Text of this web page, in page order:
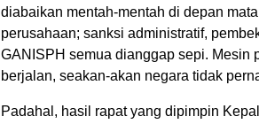
diabaikan mentah-mentah di depan
perusahaan; sanksi administratif,
GANISPH semua dianggap sepi. Mesin
berjalan, seakan-akan negara tidak
Padahal, hasil rapat yang dipimpin